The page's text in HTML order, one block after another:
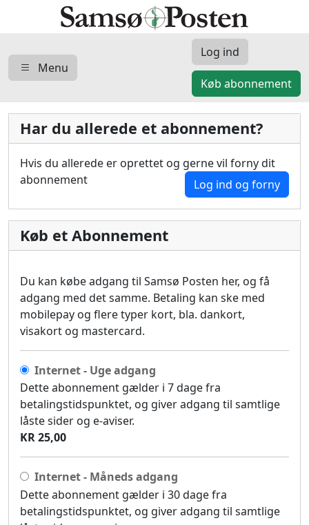
Menu
Log ind
Køb abonnement
Har du allerede et abonnement?
Hvis du allerede er oprettet og gerne vil forny dit
abonnement
Log ind og forny
Køb et Abonnement
Du kan købe adgang til Samsø Posten her, og få
adgang med det samme. Betaling kan ske med
mobilepay og flere typer kort, bla. dankort,
visakort og mastercard.
Internet - Uge adgang
Dette abonnement gælder i 7 dage fra
betalingstidspunktet, og giver adgang til samtlige
låste sider og e-aviser.
KR 25,00
Internet - Måneds adgang
Dette abonnement gælder i 30 dage fra
betalingstidspunktet, og giver adgang til samtlige